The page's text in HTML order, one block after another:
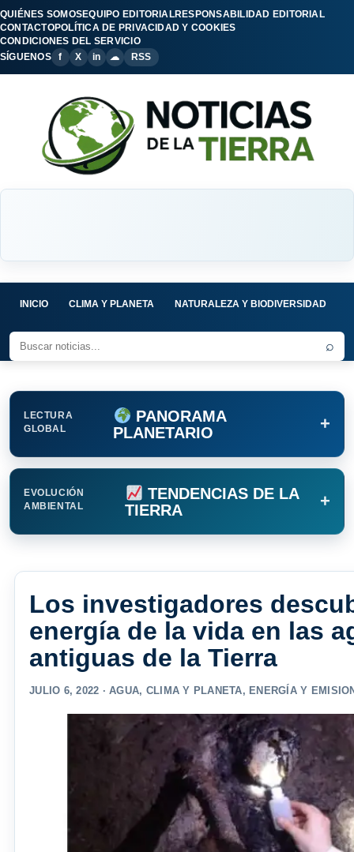
QUIÉNES SOMOSEQUIPO EDITORIALRESPONSABILIDAD EDITORIAL
CONTACTOPOLÍTICA DE PRIVACIDAD Y COOKIES
CONDICIONES DEL SERVICIO
SÍGUENOS
f X in ☁ RSS
INICIO CLIMA Y PLANETA NATURALEZA Y BIODIVERSIDAD
⌕
LECTURA
GLOBAL
PANORAMA
PLANETARIO
+
EVOLUCIÓN
AMBIENTAL
TENDENCIAS DE LA
TIERRA
+
Los investigadores
energía de la vida en las
antiguas de la Tierra
JULIO 6, 2022 ·AGUA, CLIMA Y PLANETA, ENERGÍA Y